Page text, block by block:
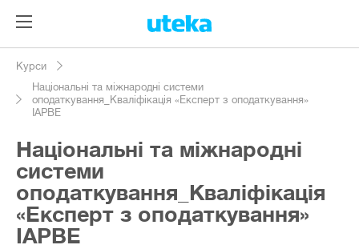
Курси
Національні та міжнародні системи
оподаткування_Кваліфікація «Експерт з оподаткування»
IAPBE
Національні та міжнародні
системи
оподаткування_Кваліфікація
«Експерт з оподаткування»
IAPBE